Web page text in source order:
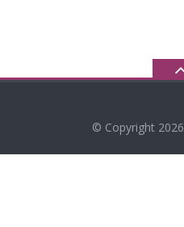
© Copyright 2026